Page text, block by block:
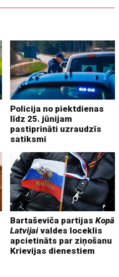
Policija no piektdienas
līdz 25. jūnijam
pastiprināti uzraudzīs
satiksmi
Bartaševiča partijasKopā
Latvijai valdes loceklis
apcietināts par ziņošanu
Krievijas dienestiem